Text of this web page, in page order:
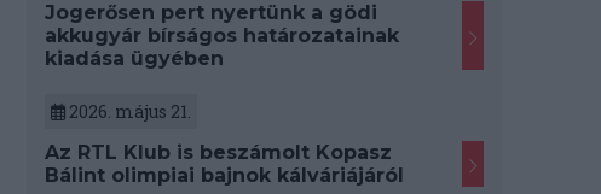
Jogerősen pert nyertünk a gödi
akkugyár bírságos határozatainak
kiadása ügyében
2026. május 21.
Az RTL Klub is beszámolt Kopasz
Bálint olimpiai bajnok kálváriájáról